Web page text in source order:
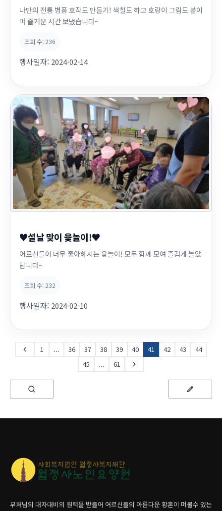
나만의 전통 병풍 호작도 만들기! 색칠도 하고 호랑이 그림도 붙이
며 즐거운 시간 보냈습니다~
조회 수: 236
행사일자: 2024-02-14
♥설날 맞이 윷놀이!♥
어르신들이 너무 좋아하시는 윷놀이! 모두 함께 모여 즐겁게 놀았
답니다~
조회 수: 232
행사일자: 2024-02-10
1 ... 36 37 38 39 40 41 42 43
44
45
... 61
부처님의 대자대비의 원력을 받들어 어르신들의 아름다운 황혼이 머물수 있는